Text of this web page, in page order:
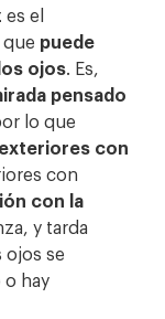
es el
puede
ojos. Es,
pensado
lo que
con
con
con la
y tarda
ojos se
hay